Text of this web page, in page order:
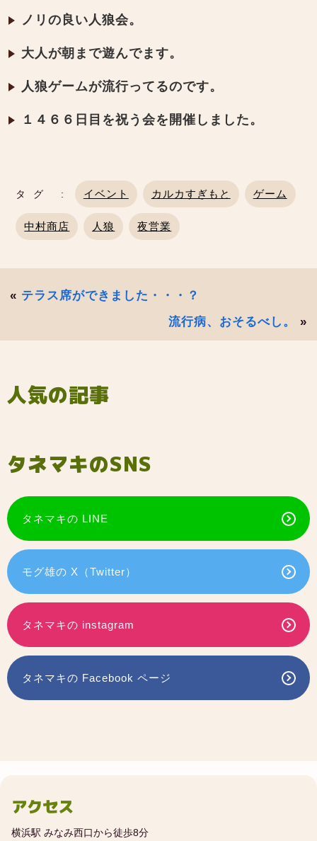
ノリの良い人狼会。
大人が朝まで遊んでます。
人狼ゲームが流行ってるのです。
１４６６日目を祝う会を開催しました。
タグ : イベント カルカすぎもと ゲーム
中村商店 人狼 夜営業
« テラス席ができました・・・？
流行病、おそるべし。
»
人気の記事
タネマキのSNS
タネマキの LINE
モグ雄の X（Twitter）
タネマキの instagram
タネマキの Facebook ページ
アクセス
横浜駅 みなみ西口から徒歩8分